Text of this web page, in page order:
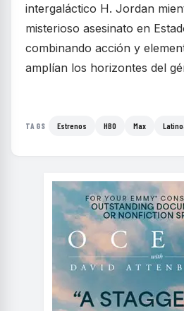
intergaláctico H. Jordan
misterioso asesinato en
combinando acción y
amplían los horizontes del
TAGS Estrenos HBO Max